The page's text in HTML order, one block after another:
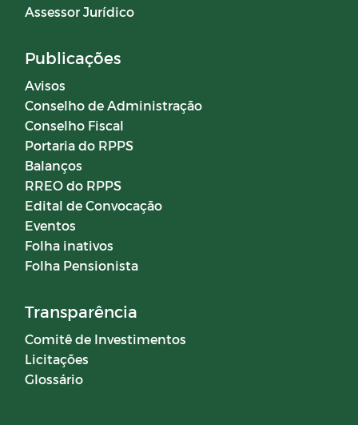
Assessor Jurídico
Publicações
Avisos
Conselho de Administração
Conselho Fiscal
Portaria do RPPS
Balanços
RREO do RPPS
Edital de Convocação
Eventos
Folha inativos
Folha Pensionista
Transparência
Comitê de Investimentos
Licitações
Glossário